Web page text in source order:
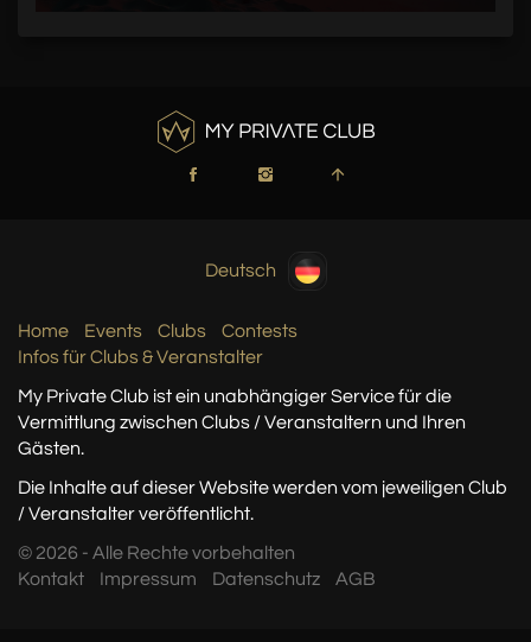
Deutsch
Home Events Clubs
Contests
Infos für Clubs & Veranstalter
My Private Club ist ein unabhängiger Servicefür die
Vermittlung zwischen Clubs / Veranstaltern und Ihren
Gästen.
Die Inhalte auf dieser Website werden vom jeweiligen Club
/ Veranstalter veröffentlicht.
© 2026 - Alle Rechte vorbehalten
Kontakt
Impressum Datenschutz AGB